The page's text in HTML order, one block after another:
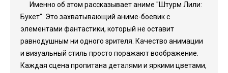
Именно об этом рассказывает аниме "Штурм Лили:
Букет". Это захватывающий аниме-боевик с
элементами фантастики, который не оставит
равнодушным ни одного зрителя. Качество анимации
и визуальный стиль просто поражают воображение.
Каждая сцена пропитана деталями и яркими цветами,